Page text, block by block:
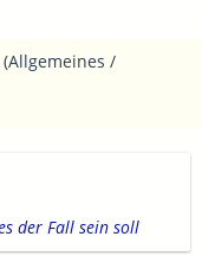
/
der Fall sein soll